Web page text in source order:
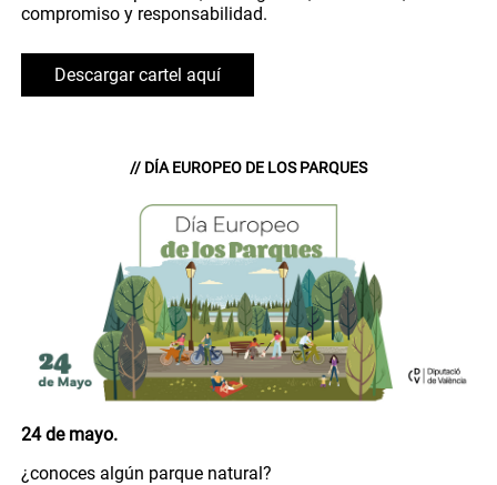
compromiso y responsabilidad.
Descargar cartel aquí
// DÍA EUROPEO DE LOS PARQUES
24 de mayo.
¿conoces algún parque natural?